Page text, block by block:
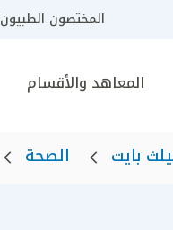
المختصون الطبيون
المعاهد والأقسام
بايت الصحة